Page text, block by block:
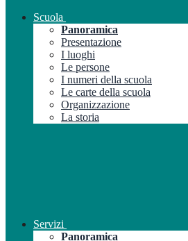
Scuola
Panoramica
Presentazione
I luoghi
Le persone
I numeri della scuola
Le carte della scuola
Organizzazione
La storia
Servizi
Panoramica